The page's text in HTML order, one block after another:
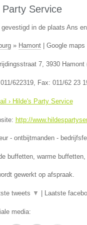
Party Service
gevestigd in de plaats Ans
» Hamont| Google maps
7, 3930 Hamont
011/622319, Fax: 011/62 23
› Hilde's Party Service
http://
- ontbijtmanden -
buffetten, warme
gewerkt op afspraak.
tweets ▼ Laatste
media: